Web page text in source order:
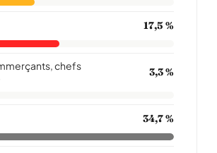
17,5 %
chefs
3,3 %
34,7 %